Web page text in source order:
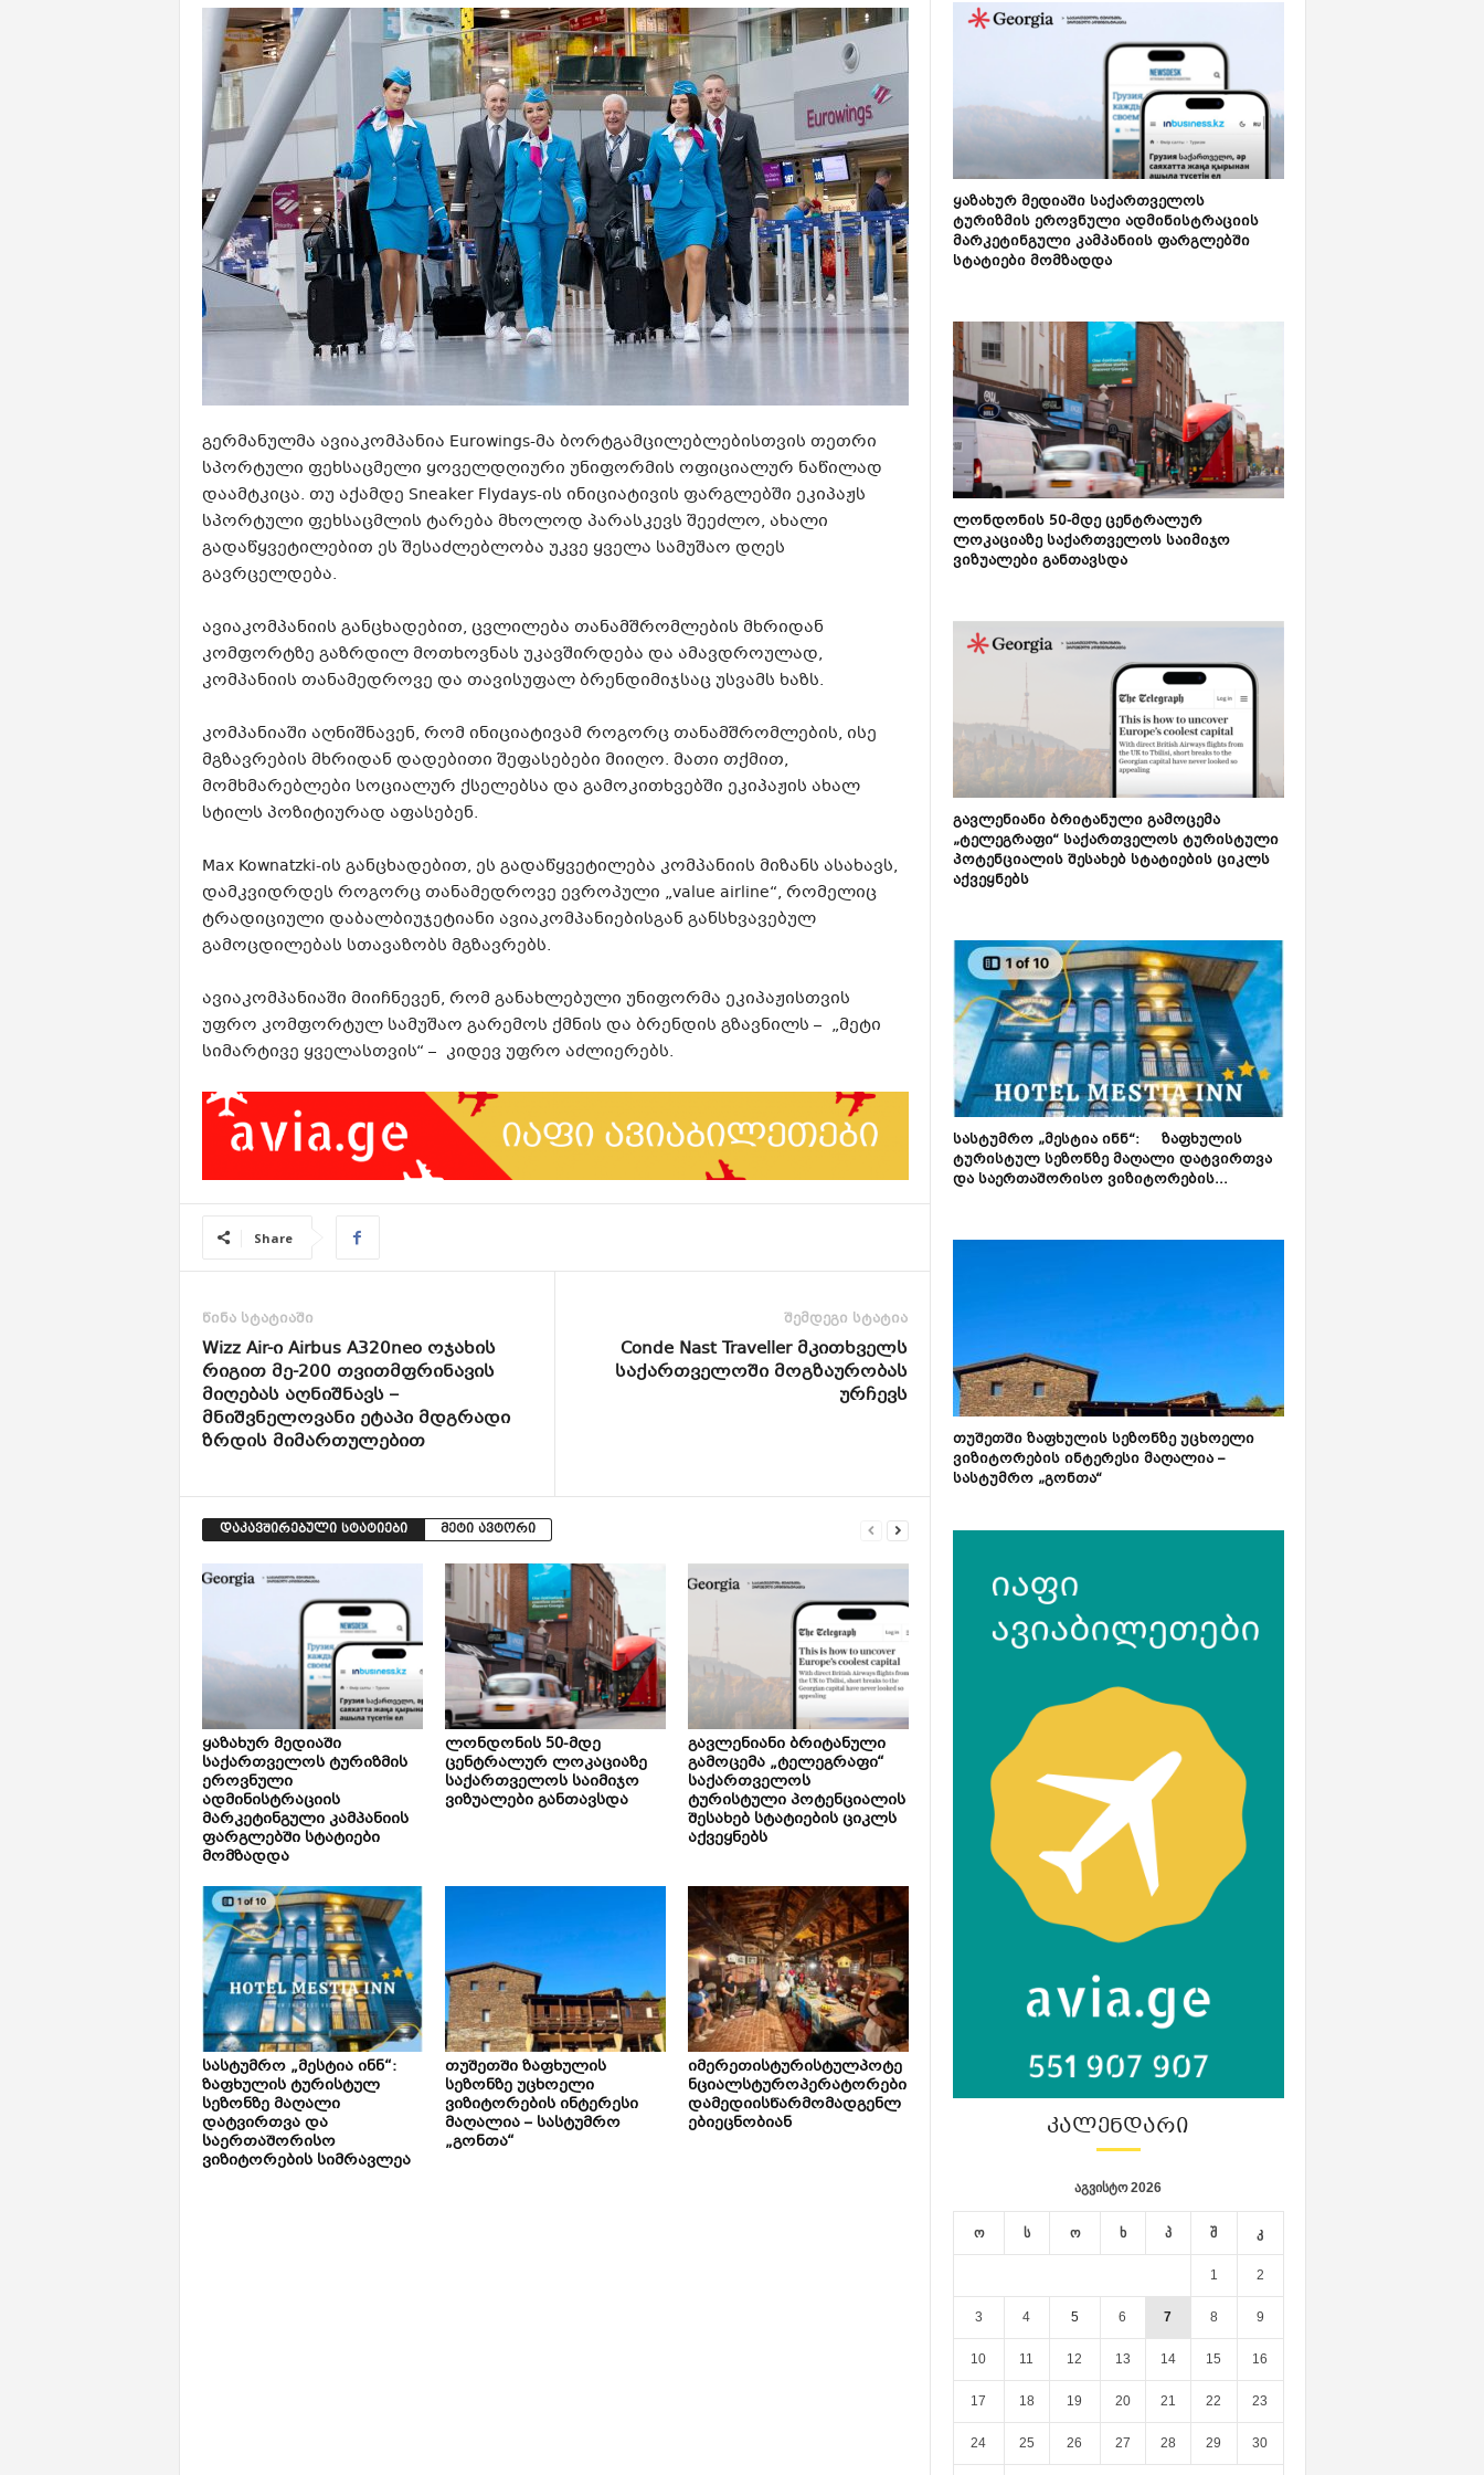
გერმანულმა ავიაკომპანია Eurowings-მა ბორტგამცილებლებისთვის თეთრი
სპორტული ფეხსაცმელი ყოველდღიური უნიფორმის ოფიციალურ ნაწილად
დაამტკიცა. თუ აქამდე Sneaker Flydays-ის ინიციატივის ფარგლებში ეკიპაჟს
სპორტული ფეხსაცმლის ტარება მხოლოდ პარასკევს შეეძლო, ახალი
გადაწყვეტილებით ეს შესაძლებლობა უკვე ყველა სამუშაო დღეს
გავრცელდება.
ავიაკომპანიის განცხადებით, ცვლილება თანამშრომლების მხრიდან
კომფორტზე გაზრდილ მოთხოვნას უკავშირდება და ამავდროულად,
კომპანიის თანამედროვე და თავისუფალ ბრენდიმიჯსაც უსვამს ხაზს.
კომპანიაში აღნიშნავენ, რომ ინიციატივამ როგორც თანამშრომლების, ისე
მგზავრების მხრიდან დადებითი შეფასებები მიიღო. მათი თქმით,
მომხმარებლები სოციალურ ქსელებსა და გამოკითხვებში ეკიპაჟის ახალ
სტილს პოზიტიურად აფასებენ.
Max Kownatzki-ის განცხადებით, ეს გადაწყვეტილება კომპანიის მიზანს ასახავს,
დამკვიდრდეს როგორც თანამედროვე ევროპული „value airline“, რომელიც
ტრადიციული დაბალბიუჯეტიანი ავიაკომპანიებისგან განსხვავებულ
გამოცდილებას სთავაზობს მგზავრებს.
ავიაკომპანიაში მიიჩნევენ, რომ განახლებული უნიფორმა ეკიპაჟისთვის
უფრო კომფორტულ სამუშაო გარემოს ქმნის და ბრენდის გზავნილს – „მეტი
სიმარტივე ყველასთვის“ – კიდევ უფრო აძლიერებს.
Share
წინა სტატიაში
Wizz Air-ი Airbus A320neo ოჯახის
რიგით მე-200 თვითმფრინავის
მიღებას აღნიშნავს –
მნიშვნელოვანი ეტაპი მდგრადი
ზრდის მიმართულებით
შემდეგი სტატია
Conde Nast Traveller მკითხველს
საქართველოში მოგზაურობას
ურჩევს
დაკავშირებული სტატიები მეტი ავტორი
ყაზახურ მედიაში
საქართველოს ტურიზმის
ეროვნული
ადმინისტრაციის
მარკეტინგული კამპანიის
ფარგლებში სტატიები
მომზადდა
ლონდონის 50-მდე
ცენტრალურ ლოკაციაზე
საქართველოს საიმიჯო
ვიზუალები განთავსდა
გავლენიანი ბრიტანული
გამოცემა „ტელეგრაფი“
საქართველოს
ტურისტული პოტენციალის
შესახებ სტატიების ციკლს
აქვეყნებს
სასტუმრო „მესტია ინნ“:
ზაფხულის ტურისტულ
სეზონზე მაღალი
დატვირთვა და
საერთაშორისო
ვიზიტორების სიმრავლეა
თუშეთში ზაფხულის
სეზონზე უცხოელი
ვიზიტორების ინტერესი
მაღალია – სასტუმრო
„გონთა“
იმერეთისტურისტულპოტე
ნციალსტუროპერატორები
დამედიისწარმომადგენლ
ებიეცნობიან
ყაზახურ მედიაში საქართველოს
ტურიზმის ეროვნული ადმინისტრაციის
მარკეტინგული კამპანიის ფარგლებში
სტატიები მომზადდა
ლონდონის 50-მდე ცენტრალურ
ლოკაციაზე საქართველოს საიმიჯო
ვიზუალები განთავსდა
გავლენიანი ბრიტანული გამოცემა
„ტელეგრაფი“ საქართველოს ტურისტული
პოტენციალის შესახებ სტატიების ციკლს
აქვეყნებს
სასტუმრო „მესტია ინნ“: ზაფხულის
ტურისტულ სეზონზე მაღალი დატვირთვა
და საერთაშორისო ვიზიტორების...
თუშეთში ზაფხულის სეზონზე უცხოელი
ვიზიტორების ინტერესი მაღალია –
სასტუმრო „გონთა“
ᲙᲐᲚᲔᲜᲓᲐᲠᲘ
აგვისტო 2026
ო ს ო ხ პ შ კ
1 2
3 4 5 6 7 8 9
10 11 12 13 14 15 16
17 18 19 20 21 22 23
24 25 26 27 28 29 30